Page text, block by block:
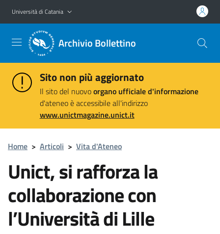
Vai al contenuto principale
Vai al menu di navigazione
Università di Catania
Archivio Bollettino
Sito non più aggiornato
Il sito del nuovoorgano ufficiale d'informazione
d'ateneo è accessibile all'indirizzo
www.unictmagazine.unict.it
Home > Articoli > Vita d'Ateneo
Unict, si rafforza la
collaborazione con
l’Università di Lille